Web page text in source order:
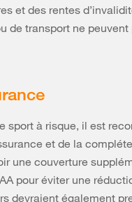
et des rentes
de transport ne peuvent
sport à risque, il est
et de la
une couverture
pour éviter une
devraient également